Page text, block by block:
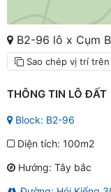
B2-96 lô x Cụm
Sao chép vị trí
THÔNG TIN LÔ ĐẤT
Block: B2-96
Diện tích: 100m2
Hướng: Tây bắc